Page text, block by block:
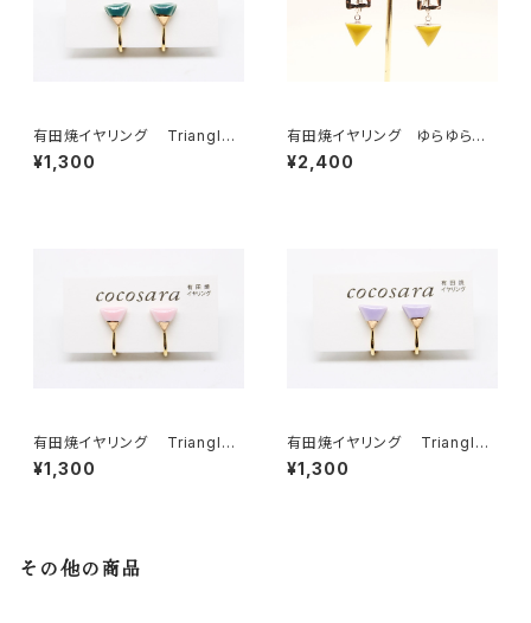
有田焼イヤリング Triangle
（2トーン）5
¥1,300
有田焼イヤリング ゆらゆらサ
ンカク 黄色×水色
¥2,400
有田焼イヤリング Triangle
（2トーン）4
¥1,300
有田焼イヤリング Triangle
（2トーン）3
¥1,300
その他の商品